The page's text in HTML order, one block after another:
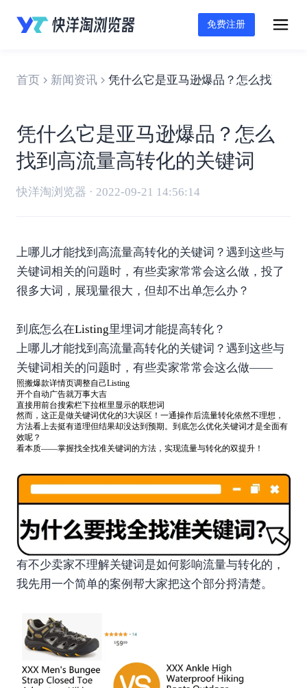
免费注册
首页 新闻资讯 凭什么它是亚马逊爆品？怎么找到高
凭什么它是亚马逊爆品？怎么
找到高流量高转化的关键词
快洋淘浏览器 · 2022-09-21 14:56:14
上哪儿才能找到高流量高转化的关键词？遇到这些与
关键词相关的问题时，有些卖家常常会这么做，投了
很多大词，展现量很大，但却不出单怎么办？
到底怎么在Listing里埋词才能提高转化？
上哪儿才能找到高流量高转化的关键词？遇到这些与
关键词相关的问题时，有些卖家常常会这么做——
照搬爆款详情页调整自己Listing
开个自动广告就万事大吉
直接用前台搜索栏下拉框里显示的联想词
然而，这正是做关键词优化的3大误区！一通操作后流量转化依然不理想，
方法看上去挺有道理但结果却没达到预期。到底怎么优化关键词才是全面有
效呢？
看本质——掌握找全找准关键词的方法，实现流量与转化的双提升！
有不少卖家不理解关键词是如何影响流量与转化的，
我先用一个简单的案例帮大家把这个部分捋清楚。